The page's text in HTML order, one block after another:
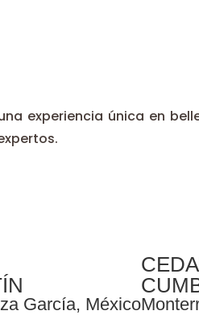
experiencia única en
García, México